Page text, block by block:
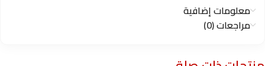
معلومات إضافية
مراجعات (0)